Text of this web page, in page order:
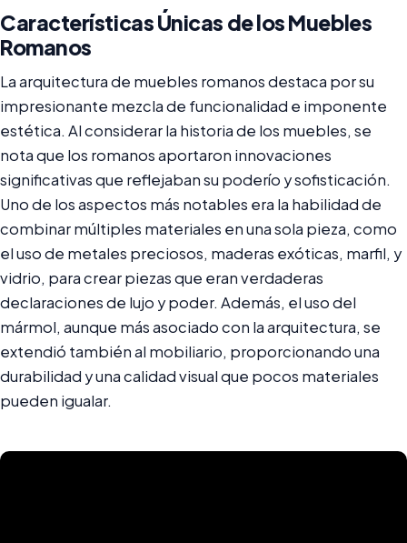
Características Únicas de los Muebles
Romanos
La arquitectura de muebles romanos destaca por su
impresionante mezcla de funcionalidad e imponente
estética. Al considerar la historia de los muebles, se
nota que los romanos aportaron innovaciones
significativas que reflejaban su poderío y sofisticación.
Uno de los aspectos más notables era la habilidad de
combinar múltiples materiales en una sola pieza, como
el uso de metales preciosos, maderas exóticas, marfil, y
vidrio, para crear piezas que eran verdaderas
declaraciones de lujo y poder. Además, el uso del
mármol, aunque más asociado con la arquitectura, se
extendió también al mobiliario, proporcionando una
durabilidad y una calidad visual que pocos materiales
pueden igualar.